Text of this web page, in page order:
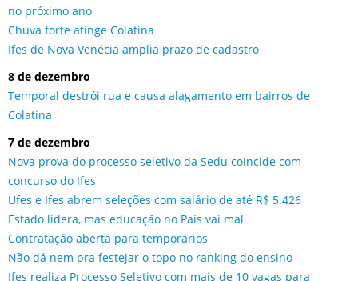
no próximo ano
Chuva forte atinge Colatina
Ifes de Nova Venécia amplia prazo de cadastro
8 de dezembro
Temporal destrói rua e causa alagamento em bairros de
Colatina
7 de dezembro
Nova prova do processo seletivo da Sedu coincide com
concurso do Ifes
Ufes e Ifes abrem seleções com salário de até R$ 5.426
Estado lidera, mas educação no País vai mal
Contratação aberta para temporários
Não dá nem pra festejar o topo no ranking do ensino
Ifes realiza Processo Seletivo com mais de 10 vagas para